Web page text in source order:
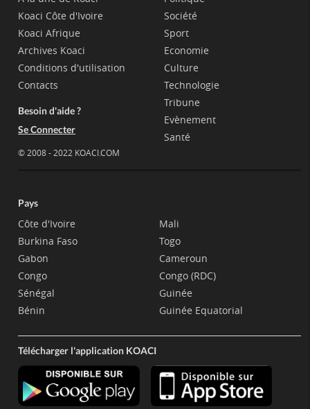
Koaci Côte d'Ivoire
Koaci Afrique
Archives Koaci
Conditions d'utilisation
Contacts
Besoin d'aide ?
Se Connecter
© 2008 - 2022 KOACI.COM
Société
Sport
Economie
Culture
Technologie
Tribune
Evènement
Santé
Pays
Côte d'Ivoire
Burkina Faso
Gabon
Congo
Sénégal
Bénin
Mali
Togo
Cameroun
Congo (RDC)
Guinée
Guinée Equatorial
Télécharger l'application KOACI